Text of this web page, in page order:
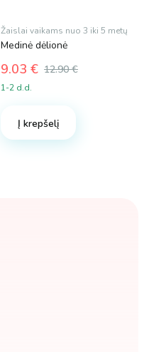
Žaislai vaikams nuo 3 iki 5 metų
Medinė dėlionė
12.90€
Original
price
12.90 €.
9.03 €
Current
price
9.03 €.
1-2 d.d.
Į krepšelį